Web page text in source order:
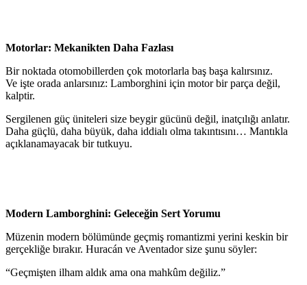
Motorlar: Mekanikten Daha Fazlası
Bir noktada otomobillerden çok motorlarla baş başa kalırsınız.
Ve işte orada anlarsınız: Lamborghini için motor bir parça değil,
kalptir.
Sergilenen güç üniteleri size beygir gücünü değil, inatçılığı anlatır.
Daha güçlü, daha büyük, daha iddialı olma takıntısını… Mantıkla
açıklanamayacak bir tutkuyu.
Modern Lamborghini: Geleceğin Sert Yorumu
Müzenin modern bölümünde geçmiş romantizmi yerini keskin bir
gerçekliğe bırakır. Huracán ve Aventador size şunu söyler:
“Geçmişten ilham aldık ama ona mahkûm değiliz.”